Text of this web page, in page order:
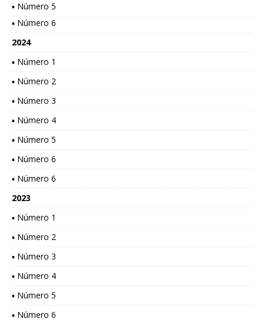
▪ Número 5
▪ Número 6
2024
▪ Número 1
▪ Número 2
▪ Número 3
▪ Número 4
▪ Número 5
▪ Número 6
▪ Número 6
2023
▪ Número 1
▪ Número 2
▪ Número 3
▪ Número 4
▪ Número 5
▪ Número 6